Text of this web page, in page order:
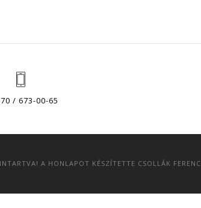
/ 673-00-65
A HONLAPOT KÉSZÍTETTE CSOLLÁK FERENC